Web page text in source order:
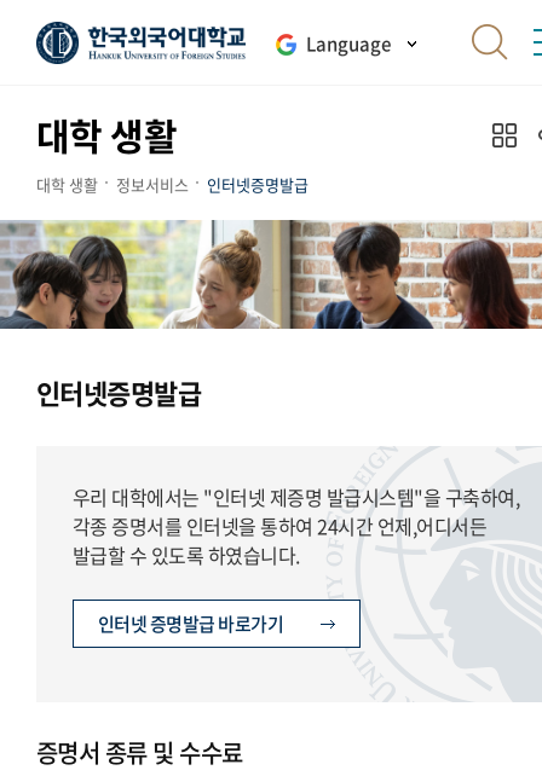
Language
대학 생활
대학 생활 정보서비스 인터넷증명발급
인터넷증명발급
우리 대학에서는 "인터넷 제증명 발급시스템"을 구축하여,
각종 증명서를 인터넷을 통하여 24시간 언제,어디서든
발급할 수 있도록 하였습니다.
인터넷 증명발급 바로가기
증명서 종류 및 수수료